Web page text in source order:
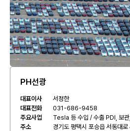
PH선광
대표이사
서정한
대표전화
031-686-9458
주요사업
Tesla 등 수입 / 수출 PDI, 보
주소
경기도 평택시 포승읍 서동대